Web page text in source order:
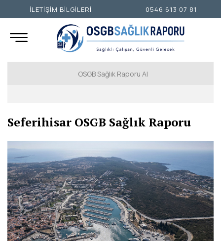
OSGB Sağlık Raporu Al
İSTANBUL ANADOLU YAKASI
ANKARA
İZMİR
ADANA
ADIYAMAN
AFYONKARAHİSAR
Seferihisar OSGB Sağlık Raporu
İLETİŞİM BİLGİLERİ 0546 613 07 81